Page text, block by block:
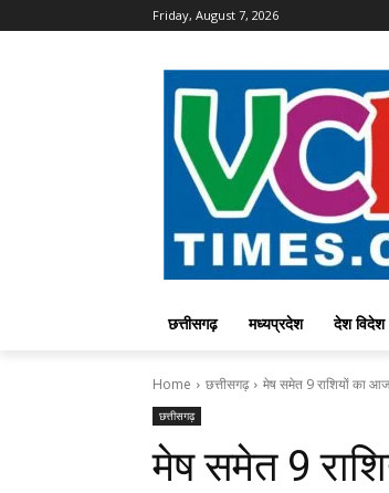
Friday, August 7, 2026
छत्तीसगढ़ मध्यप्रदेश देश विदेश
Home छत्तीसगढ़ मेष समेत 9 राशियों का
छत्तीसगढ़
मेष समेत 9